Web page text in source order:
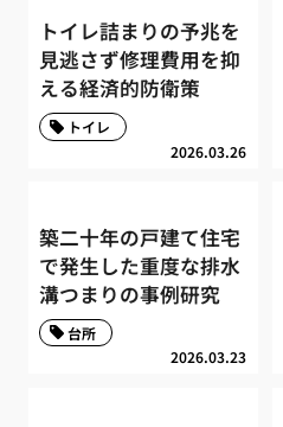
トイレ詰まりの予兆を
見逃さず修理費用を抑
える経済的防衛策
2026.03.26
トイレ
築二十年の戸建て住宅
で発生した重度な排水
溝つまりの事例研究
2026.03.23
台所